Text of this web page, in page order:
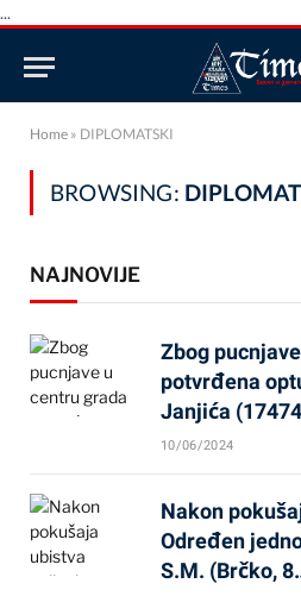
...
Home » DIPLOMATSKI
BROWSING:
NAJNOVIJE
Zbog
potvrđena
Janjića
10/06/2024
Nakon
Određen
S.M. (Brčko,